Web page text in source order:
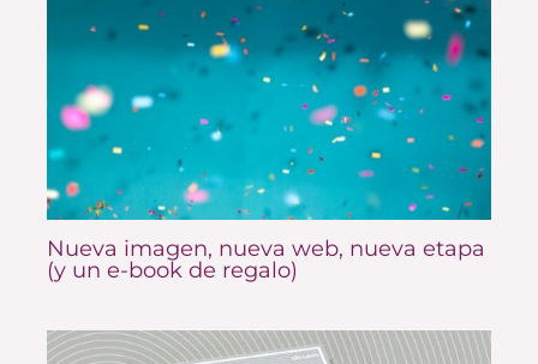
Nueva imagen, nueva web, nueva etapa
(y un e-book de regalo)